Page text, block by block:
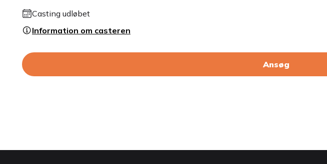
Casting udløbet
Information om casteren
Ansøg